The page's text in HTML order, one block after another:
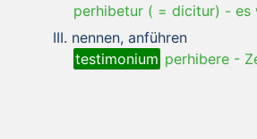
perhibetur ( = dicitur) - es
nennen, anführen
testimonium perhibere -